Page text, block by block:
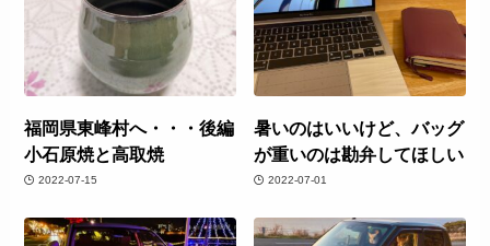
福岡県東峰村へ・・・後編
小石原焼と高取焼
2022-07-15
暑いのはいいけど、バッグ
が重いのは勘弁してほしい
2022-07-01